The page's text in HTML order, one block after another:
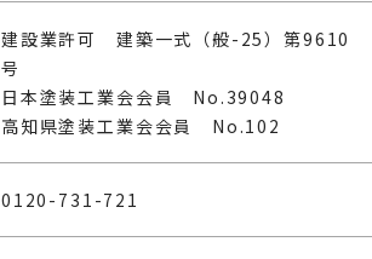
建設業許可 建築一式（般-25）第9610
号
日本塗装工業会会員 No.39048
高知県塗装工業会会員 No.102
0120-731-721